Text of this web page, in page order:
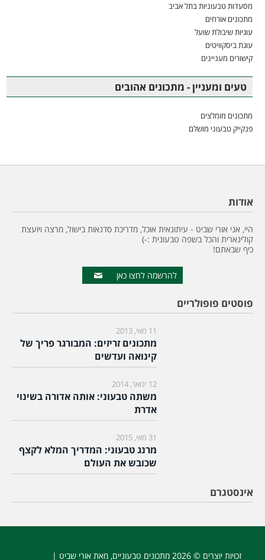
מסעדות טבעוניות בתל אביב
מתכונים אורחים
עוגיות שיבולת שועל
עוגת ביסקוויטים
קישורים מעניינים
טעים ומעניין - מתכונים אהובים
מתכונים מומלצים
פנקייק טבעוני מושלם
אודות
היי, אני אורי שביט - עיתונאית אוכל, מדריכת סדנאות בישול, מרצה ויועצת
קולינארית והכל בשפה טבעונית :-)
כיף שבאתם!
להרשמה לחצו כאן
פוסטים פופולריים
11 מאי, 2013
מתכונים זריזים: המבורגר פריך של
קינואה ועדשים
12 ינואר, 2014
משתה טבעוני: אותה אדורה בשינוי
אדרת
31 מאי, 2015
מרנג טבעוני: המדריך המלא לקצף
שכובש את העולם
אינסטגרם
זכויות יוצרים © 2026 מתכונים טבעוניים, מאת אורי שביט |